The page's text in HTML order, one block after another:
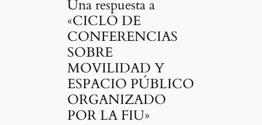
Una respuesta a
«CICLO DE
CONFERENCIAS
SOBRE
MOVILIDAD Y
ESPACIO PÚBLICO
ORGANIZADO
POR LA FIU»